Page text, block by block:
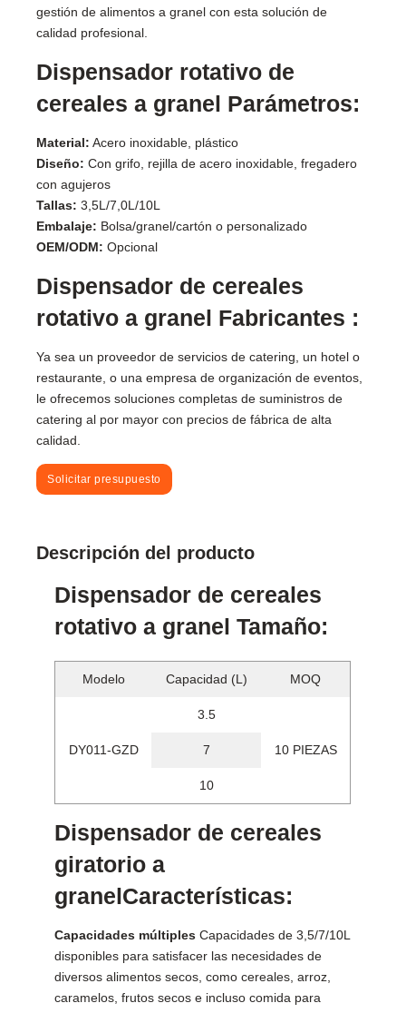
gestión de alimentos a granel con esta solución de
calidad profesional.
Dispensador rotativo de
cereales a granel Parámetros:
Material: Acero inoxidable, plástico
Diseño: Con grifo, rejilla de acero inoxidable, fregadero
con agujeros
Tallas: 3,5L/7,0L/10L
Embalaje: Bolsa/granel/cartón o personalizado
OEM/ODM: Opcional
Dispensador de cereales
rotativo a granel Fabricantes :
Ya sea un proveedor de servicios de catering, un hotel o
restaurante, o una empresa de organización de eventos,
le ofrecemos soluciones completas de suministros de
catering al por mayor con precios de fábrica de alta
calidad.
Solicitar presupuesto
Descripción del producto
Dispensador de cereales
rotativo a granel Tamaño:
Modelo Capacidad (L) MOQ
DY011-GZD
3.5
10 PIEZAS
7
10
Dispensador de cereales
giratorio a
granelCaracterísticas:
Capacidades múltiplesCapacidades de 3,5/7/10L
disponibles para satisfacer las necesidades de
diversos alimentos secos, como cereales, arroz,
caramelos, frutos secos e incluso comida para